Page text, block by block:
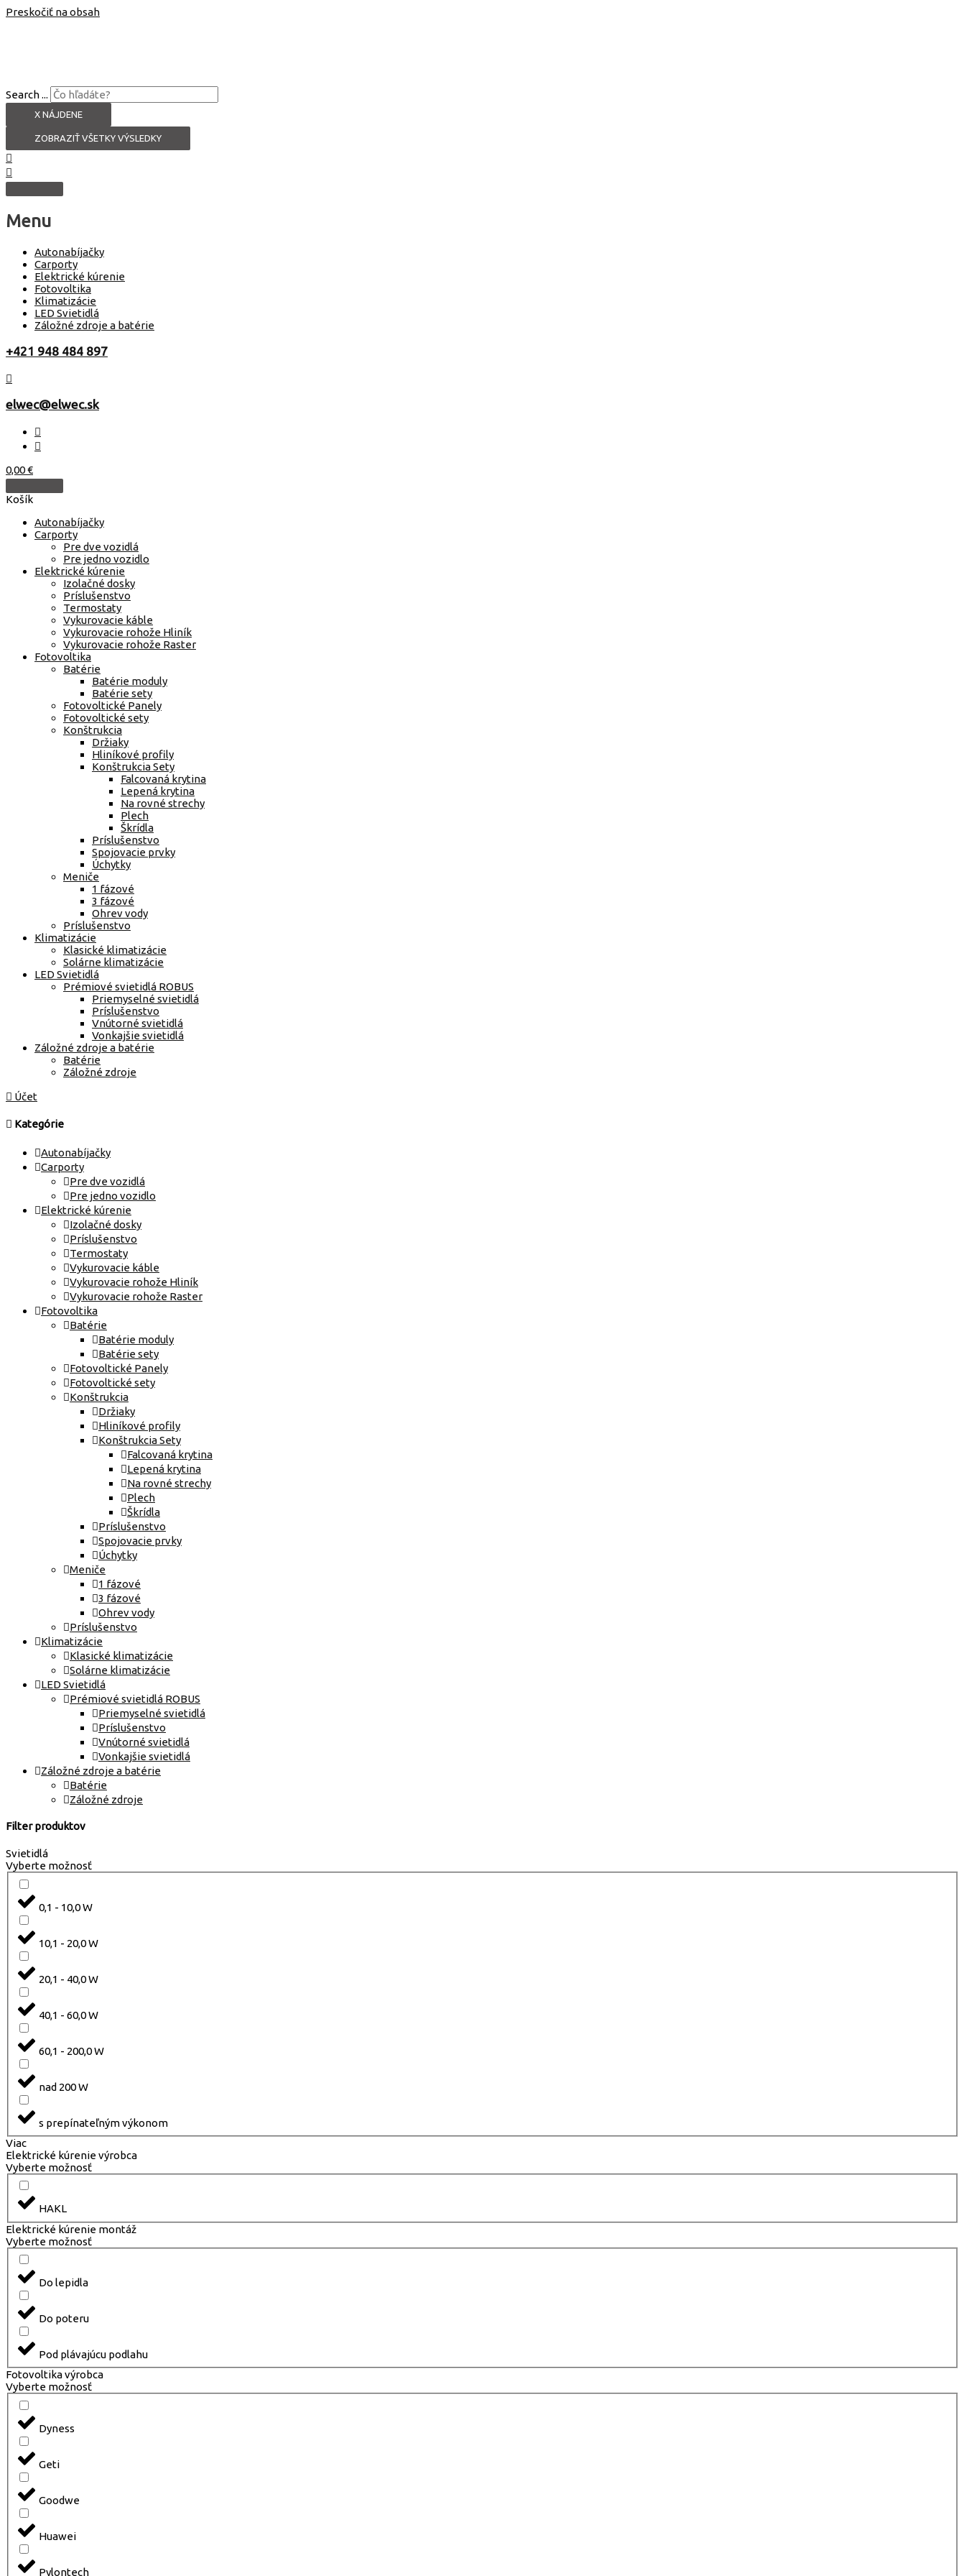
Preskočiť na obsah
Search ...
X NÁJDENE
ZOBRAZIŤ VŠETKY VÝSLEDKY
Menu
Autonabíjačky
Carporty
Elektrické kúrenie
Fotovoltika
Klimatizácie
LED Svietidlá
Záložné zdroje a batérie
+421 948 484 897
elwec@elwec.sk
0,00€
Košík
Autonabíjačky
Carporty
Pre dve vozidlá
Pre jedno vozidlo
Elektrické kúrenie
Izolačné dosky
Príslušenstvo
Termostaty
Vykurovacie káble
Vykurovacie rohože Hliník
Vykurovacie rohože Raster
Fotovoltika
Batérie
Batérie moduly
Batérie sety
Fotovoltické Panely
Fotovoltické sety
Konštrukcia
Držiaky
Hliníkové profily
Konštrukcia Sety
Falcovaná krytina
Lepená krytina
Na rovné strechy
Plech
Škrídla
Príslušenstvo
Spojovacie prvky
Úchytky
Meniče
1 fázové
3 fázové
Ohrev vody
Príslušenstvo
Klimatizácie
Klasické klimatizácie
Solárne klimatizácie
LED Svietidlá
Prémiové svietidlá ROBUS
Priemyselné svietidlá
Príslušenstvo
Vnútorné svietidlá
Vonkajšie svietidlá
Záložné zdroje a batérie
Batérie
Záložné zdroje
Účet
Kategórie
Autonabíjačky
Carporty
Pre dve vozidlá
Pre jedno vozidlo
Elektrické kúrenie
Izolačné dosky
Príslušenstvo
Termostaty
Vykurovacie káble
Vykurovacie rohože Hliník
Vykurovacie rohože Raster
Fotovoltika
Batérie
Batérie moduly
Batérie sety
Fotovoltické Panely
Fotovoltické sety
Konštrukcia
Držiaky
Hliníkové profily
Konštrukcia Sety
Falcovaná krytina
Lepená krytina
Na rovné strechy
Plech
Škrídla
Príslušenstvo
Spojovacie prvky
Úchytky
Meniče
1 fázové
3 fázové
Ohrev vody
Príslušenstvo
Klimatizácie
Klasické klimatizácie
Solárne klimatizácie
LED Svietidlá
Prémiové svietidlá ROBUS
Priemyselné svietidlá
Príslušenstvo
Vnútorné svietidlá
Vonkajšie svietidlá
Záložné zdroje a batérie
Batérie
Záložné zdroje
Filter produktov
Svietidlá
Vyberte možnosť
0,1 - 10,0 W
10,1 - 20,0 W
20,1 - 40,0 W
40,1 - 60,0 W
60,1 - 200,0 W
nad 200 W
s prepínateľným výkonom
Viac
Elektrické kúrenie výrobca
Vyberte možnosť
HAKL
Elektrické kúrenie montáž
Vyberte možnosť
Do lepidla
Do poteru
Pod plávajúcu podlahu
Fotovoltika výrobca
Vyberte možnosť
Dyness
Geti
Goodwe
Huawei
Pylontech